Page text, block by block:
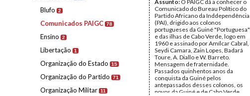
Blufo 2
Comunicados PAIGC 78
Ensino 2
Libertação 1
Organização do Estado 15
Organização do Partido 71
Organização Militar 11
Assunto: O PAIGC dá a conhecer o
Comunicado do Bureau Político do
Partido Africano da Inddependência
(PAI), drigido aos colonos
portugueses da Guiné "Portuguesa"
e das ilhas de Cabo Verde, logo em
1960 e assinado por Amílcar Cabral,
Seydi Camara, Zain Lopes, Badará
Toure, A. Diallo e W. Barreto.
Mensagem de fraternidade.
Passados quinhentos anos da
conquista da Guiné pelos
antepassados desses colonos, os
povos da Guiné e de Cabo Verde